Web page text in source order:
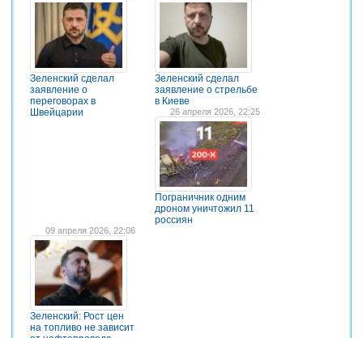
Зеленский сделал
заявление о
переговорах в
Швейцарии
Зеленский сделал
заявление о стрельбе
в Киеве
26 апреля 2026, 22:25
Пограничник одним
дроном уничтожил 11
россиян
09 апреля 2026, 22:06
Зеленский: Рост цен
на топливо не зависит